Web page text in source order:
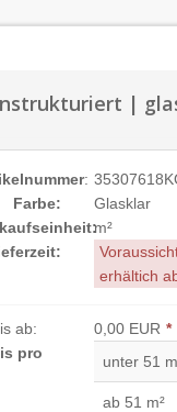
|
:
Farbe:
Glasklar
m²
erhältich
ab: 0,00 EUR *
pro
unter 51
ab 51 m²